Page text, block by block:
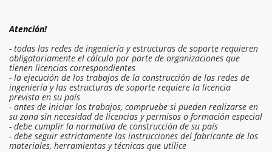
Iniciar sesión en el presupuesto
Atención!
- todas las redes de ingeniería y estructuras de soporte requieren
obligatoriamente el cálculo por parte de organizaciones que
tienen licencias correspondientes
- la ejecución de los trabajos de la construcción de las redes de
ingeniería y las estructuras de soporte requiere la licencia
prevista en su país
- antes de iniciar los trabajos, compruebe si pueden realizarse en
su zona sin necesidad de licencias y permisos o formación especial
- debe cumplir la normativa de construcción de su país
- debe seguir estrictamente las instrucciones del fabricante de los
materiales, herramientas y técnicas que utilice